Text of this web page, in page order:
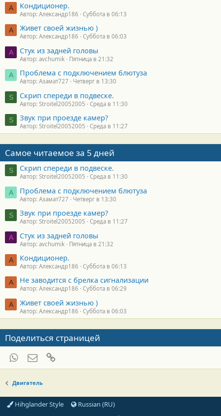
А Кондиционер.
Автор: Александр186 Суббота в 06:13
А Живет своей жизнью )
Автор: Александр186 Суббота в 06:03
A Стук из задней головы
Автор: avchumik Пятница в 21:32
А Проблема с подключением блютуза
Автор: Азамат727 Четверг в 13:30
S Скрип спереди в подвеске.
Автор: Stroitel20052005 Среда в 11:30
S Звук при проезде камер?
Автор: Stroitel20052005 Среда в 11:27
Самое читаемое за 5 дней
S Скрип спереди в подвеске.
Автор: Stroitel20052005 Среда в 11:30
А Проблема с подключением блютуза
Автор: Азамат727 Четверг в 13:30
S Звук при проезде камер?
Автор: Stroitel20052005 Среда в 11:27
A Стук из задней головы
Автор: avchumik Пятница в 21:32
А Кондиционер.
Автор: Александр186 Суббота в 06:13
А Не заводится с брелка сигнализации
Автор: Александр186 Суббота в 06:29
А Живет своей жизнью )
Автор: Александр186 Суббота в 06:03
Поделиться страницей
WhatsAppЭлектронная почта
Двигатель
Hihglander Style
Russian (RU)